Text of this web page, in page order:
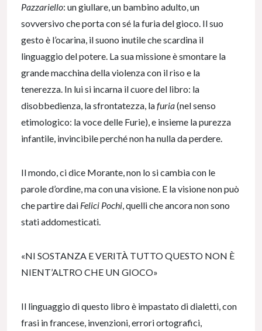
Pazzariello: un giullare, un bambino adulto, un
sovversivo che porta con sé la furia del gioco. Il suo
gesto è l’ocarina, il suono inutile che scardina il
linguaggio del potere. La sua missione è smontare la
grande macchina della violenza con il riso e la
tenerezza. In lui si incarna il cuore del libro: la
disobbedienza, la sfrontatezza, lafuria(nel senso
etimologico: la voce delle Furie), e insieme la purezza
infantile, invincibile perché non ha nulla da perdere.
Il mondo, ci dice Morante, non lo si cambia con le
parole d’ordine, ma con una visione. E la visione non può
che partire dai Felici Pochi, quelli che ancora non sono
stati addomesticati.
«NI SOSTANZA E VERITÀ TUTTO QUESTO NON È
NIENT’ALTRO CHE UN GIOCO»
Il linguaggio di questo libro è impastato di dialetti, con
frasi in francese, invenzioni, errori ortografici,